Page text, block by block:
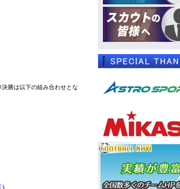
勝は以下の組み合わせとな
)